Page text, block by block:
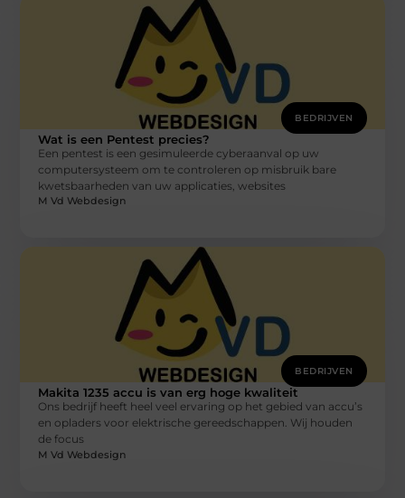
BEDRIJVEN
Wat is een Pentest precies?
Een pentest is een gesimuleerde cyberaanval op uw
computersysteem om te controleren op misbruik bare
kwetsbaarheden van uw applicaties, websites
M Vd Webdesign
BEDRIJVEN
Makita 1235 accu is van erg hoge kwaliteit
Ons bedrijf heeft heel veel ervaring op het gebied van accu’s
en opladers voor elektrische gereedschappen. Wij houden
de focus
M Vd Webdesign